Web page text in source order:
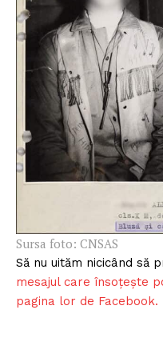
Sursa foto: CNSAS
Să nu uităm nicicând să
mesajul care însoțește
pagina lor de Facebook.